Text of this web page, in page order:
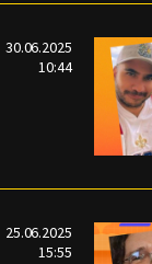
30.06.2025
10:44
25.06.2025
15:55